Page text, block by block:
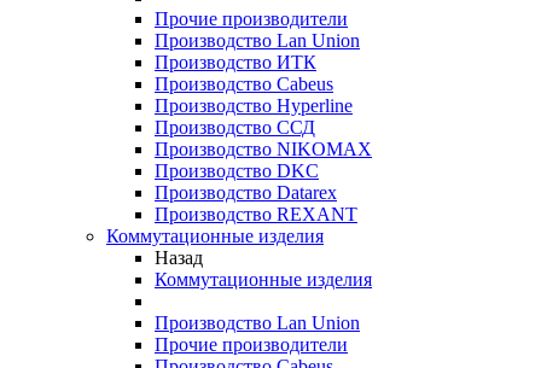
Прочие производители
Производство Lan Union
Производство ИТК
Производство Cabeus
Производство Hyperline
Производство ССД
Производство NIKOMAX
Производство DKC
Производство Datarex
Производство REXANT
Коммутационные изделия
Назад
Коммутационные изделия
Производство Lan Union
Прочие производители